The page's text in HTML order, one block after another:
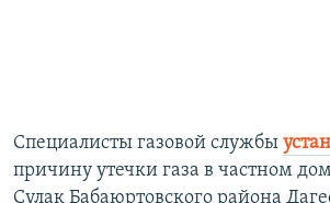
Специалисты газовой службы
причину утечки газа в частном
Сулак Бабаюртовского района